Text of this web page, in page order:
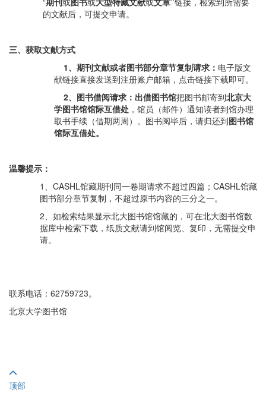
的文献后，可提交申请。
三、获取文献方式
1、期刊文献或者图书部分章节复制请求： 电子版文
献链接直接发送到注册账户邮箱，点击链接下载即可。
2、图书借阅请求： 出借图书馆把图书邮寄到北京大
学图书馆馆际互借处 ，馆员（邮件）通知读者到馆办理
取书手续（借期两周）。图书阅毕后，请归还到图书馆
馆际互借处。
温馨提示：
1、CASHL馆藏期刊同一卷期请求不超过四篇；CASHL馆藏
图书部分章节复制，不超过原书内容的三分之一。
2、如检索结果显示北大图书馆馆藏的，可在北大图书馆数
据库中检索下载，纸质文献请到馆阅览、复印，无需提交申
请。
联系电话：62759723。
北京大学图书馆
顶部